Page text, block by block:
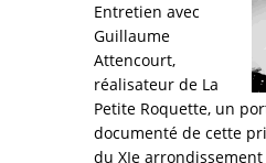
Entretien avec
Guillaume
Attencourt,
réalisateur de La
Petite Roquette, un
documenté de cette
du XIe